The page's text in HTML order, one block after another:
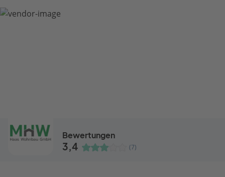
Bewertungen
3,4 (7)